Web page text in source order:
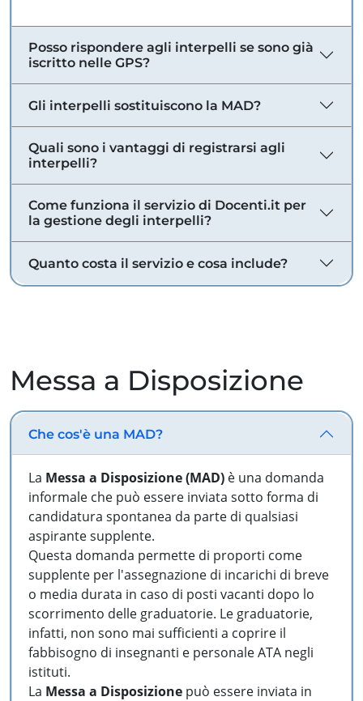
Posso rispondere agli interpelli se sono già
iscritto nelle GPS?
Gli interpelli sostituiscono la MAD?
Quali sono i vantaggi di registrarsi agli
interpelli?
Come funziona il servizio di Docenti.it per
la gestione degli interpelli?
Quanto costa il servizio e cosa include?
Messa a Disposizione
Che cos'è una MAD?
La Messa a Disposizione (MAD) è una domanda
informale che può essere inviata sotto forma di
candidatura spontanea da parte di qualsiasi
aspirante supplente.
Questa domanda permette di proporti come
supplente per l'assegnazione di incarichi di breve
o media durata in caso di posti vacanti dopo lo
scorrimento delle graduatorie. Le graduatorie,
infatti, non sono mai sufficienti a coprire il
fabbisogno di insegnanti e personale ATA negli
istituti.
La Messa a Disposizione può essere inviata in